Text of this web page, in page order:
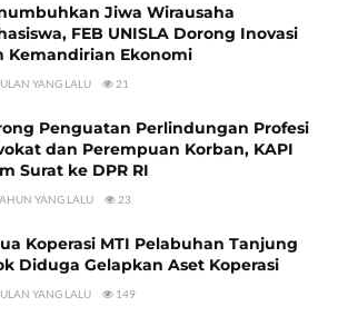
Jiwa Wirausaha
FEB UNISLA Dorong Inovasi
Kemandirian Ekonomi
YANG LALU 21
Penguatan Perlindungan Profesi
dan Perempuan Korban, KAPI
Surat ke DPR RI
YANG LALU 23
Koperasi MTI Pelabuhan Tanjung
Diduga Gelapkan Aset Koperasi
YANG LALU 149